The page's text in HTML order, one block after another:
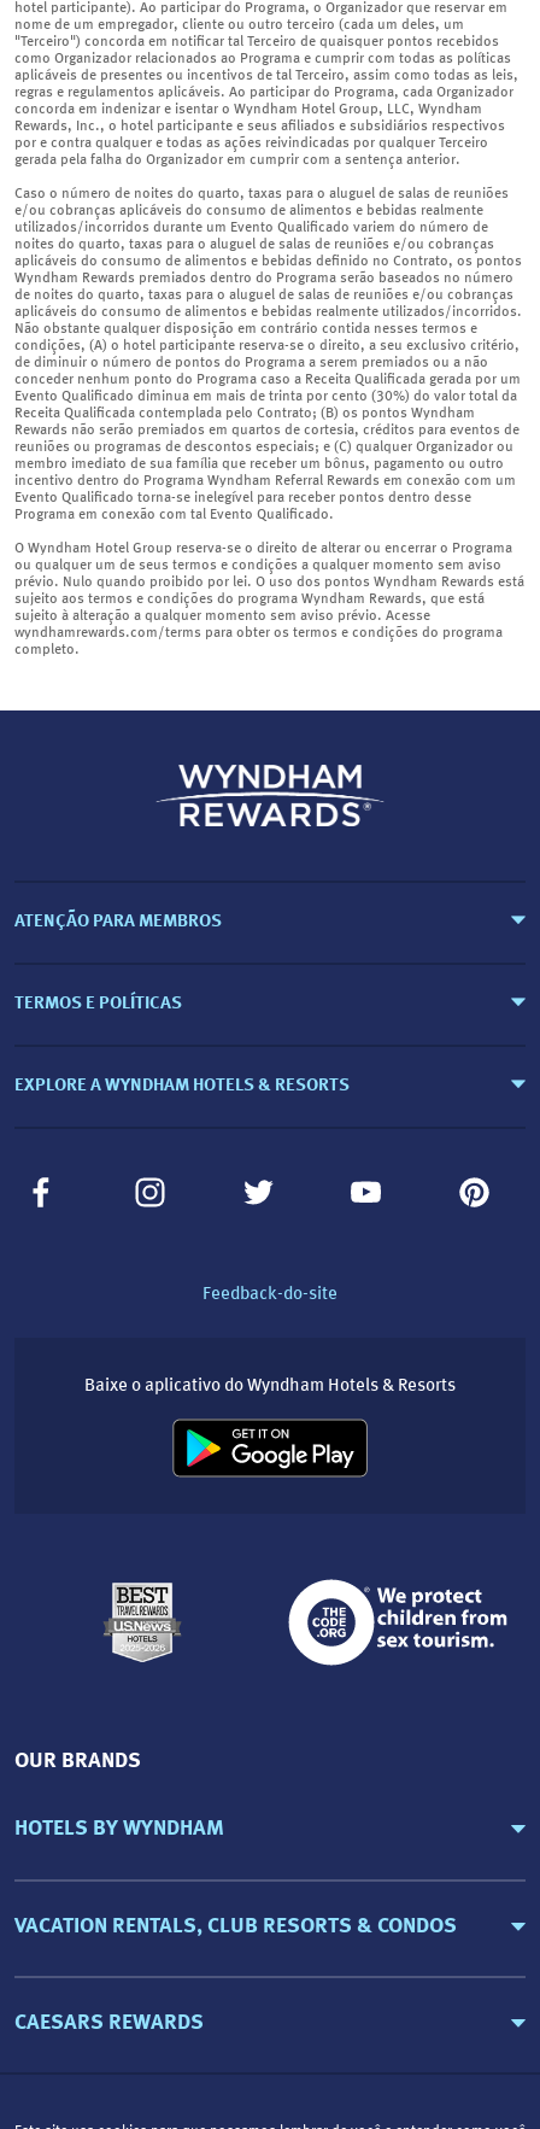
hotel participante). Ao participar do Programa, o Organizador que reservar em
nome de um empregador, cliente ou outro terceiro (cada um deles, um
"Terceiro") concorda em notificar tal Terceiro de quaisquer pontos recebidos
como Organizador relacionados ao Programa e cumprir com todas as políticas
aplicáveis de presentes ou incentivos de tal Terceiro, assim como todas as leis,
regras e regulamentos aplicáveis. Ao participar do Programa, cada Organizador
concorda em indenizar e isentar o Wyndham Hotel Group, LLC, Wyndham
Rewards, Inc., o hotel participante e seus afiliados e subsidiários respectivos
por e contra qualquer e todas as ações reivindicadas por qualquer Terceiro
gerada pela falha do Organizador em cumprir com a sentença anterior.
Caso o número de noites do quarto, taxas para o aluguel de salas de reuniões
e/ou cobranças aplicáveis do consumo de alimentos e bebidas realmente
utilizados/incorridos durante um Evento Qualificado variem do número de
noites do quarto, taxas para o aluguel de salas de reuniões e/ou cobranças
aplicáveis do consumo de alimentos e bebidas definido no Contrato, os pontos
Wyndham Rewards premiados dentro do Programa serão baseados no número
de noites do quarto, taxas para o aluguel de salas de reuniões e/ou cobranças
aplicáveis do consumo de alimentos e bebidas realmente utilizados/incorridos.
Não obstante qualquer disposição em contrário contida nesses termos e
condições, (A) o hotel participante reserva-se o direito, a seu exclusivo critério,
de diminuir o número de pontos do Programa a serem premiados ou a não
conceder nenhum ponto do Programa caso a Receita Qualificada gerada por um
Evento Qualificado diminua em mais de trinta por cento (30%) do valor total da
Receita Qualificada contemplada pelo Contrato; (B) os pontos Wyndham
Rewards não serão premiados em quartos de cortesia, créditos para eventos de
reuniões ou programas de descontos especiais; e (C) qualquer Organizador ou
membro imediato de sua família que receber um bônus, pagamento ou outro
incentivo dentro do Programa Wyndham Referral Rewards em conexão com um
Evento Qualificado torna-se inelegível para receber pontos dentro desse
Programa em conexão com tal Evento Qualificado.
O Wyndham Hotel Group reserva-se o direito de alterar ou encerrar o Programa
ou qualquer um de seus termos e condições a qualquer momento sem aviso
prévio. Nulo quando proibido por lei. O uso dos pontos Wyndham Rewards está
sujeito aos termos e condições do programa Wyndham Rewards, que está
sujeito à alteração a qualquer momento sem aviso prévio. Acesse
wyndhamrewards.com/terms para obter os termos e condições do programa
completo.
ATENÇÃO PARA MEMBROS
TERMOS E POLÍTICAS
EXPLORE A WYNDHAM HOTELS & RESORTS
Feedback-do-site
Baixe o aplicativo do Wyndham Hotels & Resorts
OUR BRANDS
HOTELS BY WYNDHAM
VACATION RENTALS, CLUB RESORTS & CONDOS
CAESARS REWARDS